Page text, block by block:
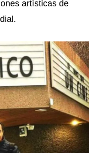
artísticas de